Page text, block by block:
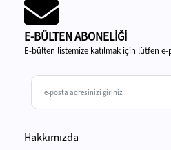
E-BÜLTEN ABONELİĞİ
E-bülten listemize katılmak için lütfen
Hakkımızda